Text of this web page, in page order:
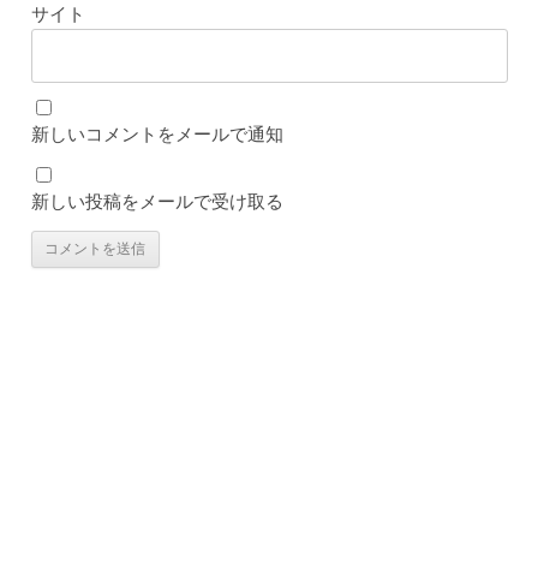
サイト
新しいコメントをメールで通知
新しい投稿をメールで受け取る